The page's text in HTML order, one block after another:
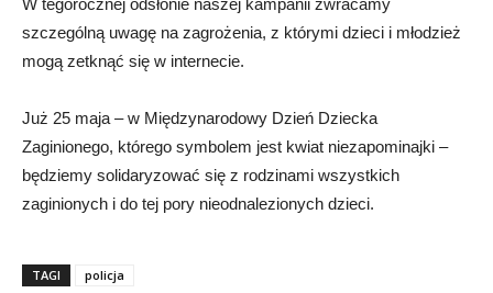
W tegorocznej odsłonie naszej kampanii zwracamy
szczególną uwagę na zagrożenia, z którymi dzieci i młodzież
mogą zetknąć się w internecie.
Już 25 maja – w Międzynarodowy Dzień Dziecka
Zaginionego, którego symbolem jest kwiat niezapominajki –
będziemy solidaryzować się z rodzinami wszystkich
zaginionych i do tej pory nieodnalezionych dzieci.
TAGI policja